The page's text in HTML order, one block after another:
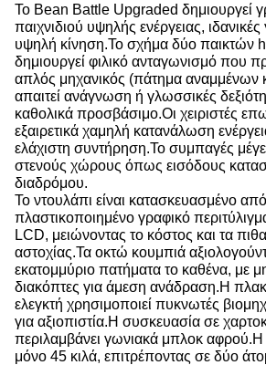
Το Bean Battle Upgraded δημιουργεί
παιχνιδιού υψηλής ενέργειας,
υψηλή κίνηση.Το σχήμα δύο παικτών
δημιουργεί φιλικό ανταγωνισμό που
απλός μηχανικός (πάτημα αναμμένων
απαιτεί ανάγνωση ή γλωσσικές
καθολικά προσβάσιμο.Οι χειριστές
εξαιρετικά χαμηλή κατανάλωση
ελάχιστη συντήρηση.Το συμπαγές
στενούς χώρους όπως εισόδους
διαδρόμου.
Το ντουλάπι είναι κατασκευασμένο
πλαστικοποιημένο γραφικό
LCD, μειώνοντας το κόστος και τα
αστοχίας.Τα οκτώ κουμπιά
εκατομμύριο πατήματα το καθένα, με
διακόπτες για άμεση ανάδραση.Η
ελεγκτή χρησιμοποιεί πυκνωτές
για αξιοπιστία.Η συσκευασία σε
περιλαμβάνει γωνιακά μπλοκ αφρού.Η
μόνο 45 κιλά, επιτρέποντας σε δύο